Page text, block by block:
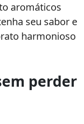
aromáticos
seu sabor e
harmonioso
perder